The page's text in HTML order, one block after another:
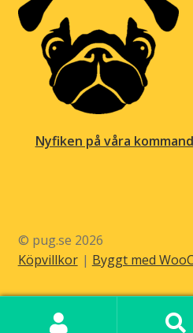
Nyfiken på våra
© pug.se 2026
Köpvillkor
Byggt med